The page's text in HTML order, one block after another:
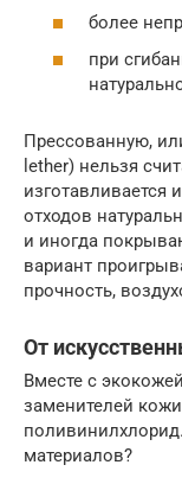
более
при
Прессованную,
lether) нельзя
изготавливается
отходов
и иногда
вариант
прочность,
От
Вместе с
заменителей
материалов?